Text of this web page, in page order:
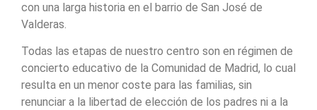
con una larga historia en el barrio de San José de
Valderas.
Todas las etapas de nuestro centro son en régimen de
concierto educativo de la Comunidad de Madrid, lo cual
resulta en un menor coste para las familias, sin
renunciar a la libertad de elección de los padres ni a la